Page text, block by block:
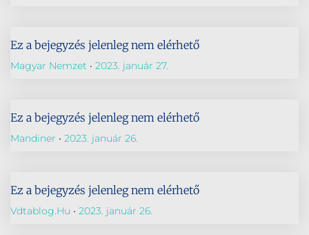
Ez a bejegyzés jelenleg nem elérhető
Magyar Nemzet 2023. január 27.
Ez a bejegyzés jelenleg nem elérhető
Mandiner 2023. január 26.
Ez a bejegyzés jelenleg nem elérhető
Vdtablog.hu 2023. január 26.